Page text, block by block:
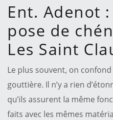
Ent. Adenot
pose de
Les Saint
Le plus souvent, on
gouttière. Il n’y a rien
qu’ils assurent la même
faits avec les mêmes